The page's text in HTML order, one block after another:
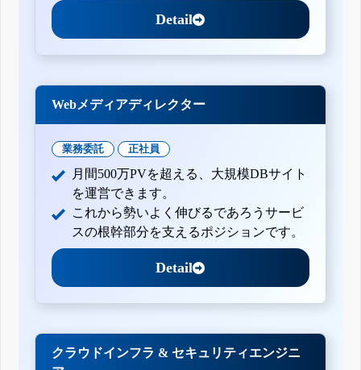
Detail
Webメディアディレクター
業務委託 正社員
月間500万PVを超える、大規模DBサイト
を運営できます。
これから勢いよく伸びるであろうサービ
スの根幹部分を支えるポジションです。
Detail
クラウドインフラ & セキュリティエンジニ